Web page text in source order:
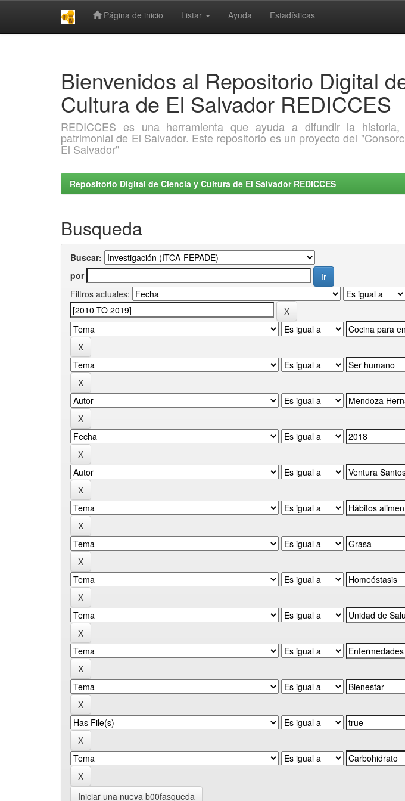
Página de inicio Listar Ayuda Estadísticas
Bienvenidos al Repositorio Digital
Cultura de El Salvador REDICCES
REDICCES es una herramienta que ayuda a difundir la
patrimonial de El Salvador. Este repositorio es un proyecto del
El Salvador"
Repositorio Digital de Ciencia y Cultura de El Salvador REDICCES
Busqueda
Buscar:
por
Filtros actuales:
Iniciar una nueva b00fasqueda